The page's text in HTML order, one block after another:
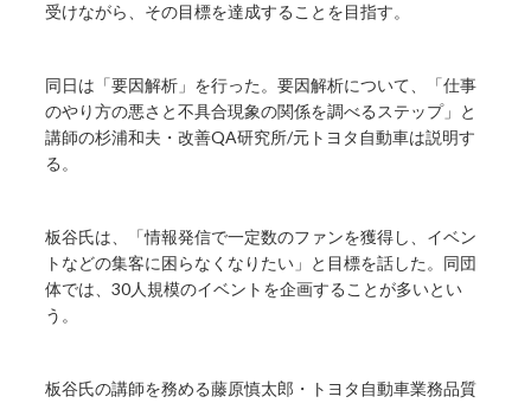
受けながら、その目標を達成することを目指す。
同日は「要因解析」を行った。要因解析について、「仕事
のやり方の悪さと不具合現象の関係を調べるステップ」と
講師の杉浦和夫・改善QA研究所/元トヨタ自動車は説明す
る。
板谷氏は、「情報発信で一定数のファンを獲得し、イベン
トなどの集客に困らなくなりたい」と目標を話した。同団
体では、30人規模のイベントを企画することが多いとい
う。
板谷氏の講師を務める藤原慎太郎・トヨタ自動車業務品質